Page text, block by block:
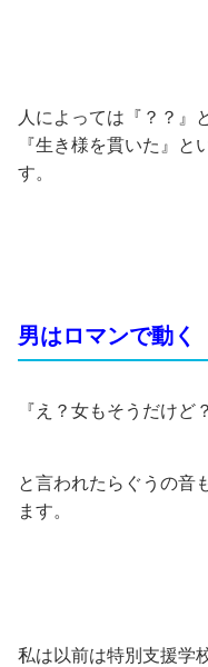
人によっては『？？』
『生き様を貫いた』
す。
男はロマンで動く
『え？女もそうだけど
と言われたらぐうの音
ます。
私は以前は特別支援学